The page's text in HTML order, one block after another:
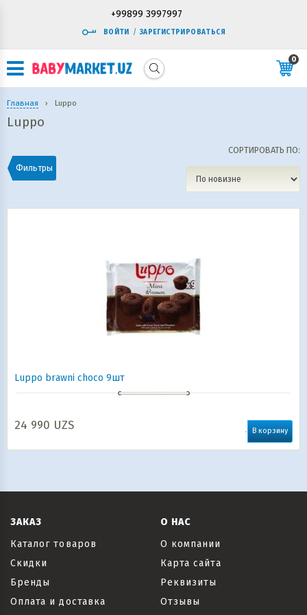
+99899 3997997
ВОЙТИ / ЗАРЕГИСТРИРОВАТЬСЯ
0
Главная › Luppo
Luppo
Фильтры
СОРТИРОВАТЬ ПО:
Luppo brawni choco 9шт
24 990 UZS В корзину
ЗАКАЗ
Каталог товаров
Скидки
Бренды
Оплата и доставка
О НАС
О компании
Карта сайта
Реквизиты
Отзывы